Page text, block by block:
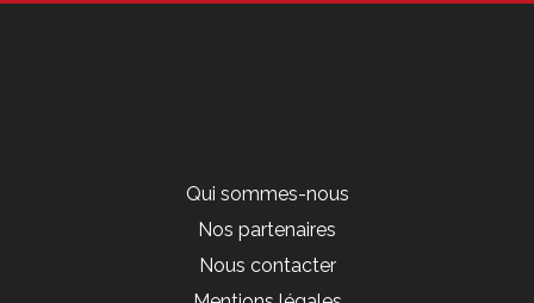
Qui sommes-nous
Nos partenaires
Nous contacter